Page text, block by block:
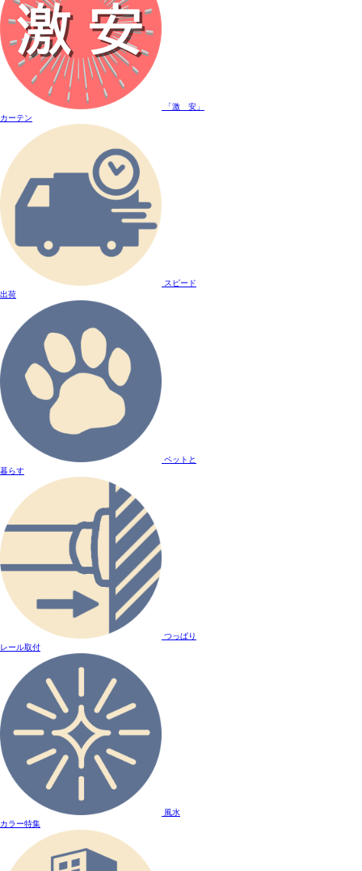
「激 安」
カーテン
スピード
出荷
ペットと
暮らす
つっぱり
レール取付
風水
カラー特集